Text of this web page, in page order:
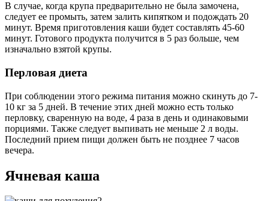
В случае, когда крупа предварительно не была замочена,
следует ее промыть, затем залить кипятком и подождать 20
минут. Время приготовления каши будет составлять 45-60
минут. Готового продукта получится в 5 раз больше, чем
изначально взятой крупы.
Перловая диета
При соблюдении этого режима питания можно скинуть до 7-
10 кг за 5 дней. В течение этих дней можно есть только
перловку, сваренную на воде, 4 раза в день и одинаковыми
порциями. Также следует выпивать не меньше 2 л воды.
Последний прием пищи должен быть не позднее 7 часов
вечера.
Ячневая каша